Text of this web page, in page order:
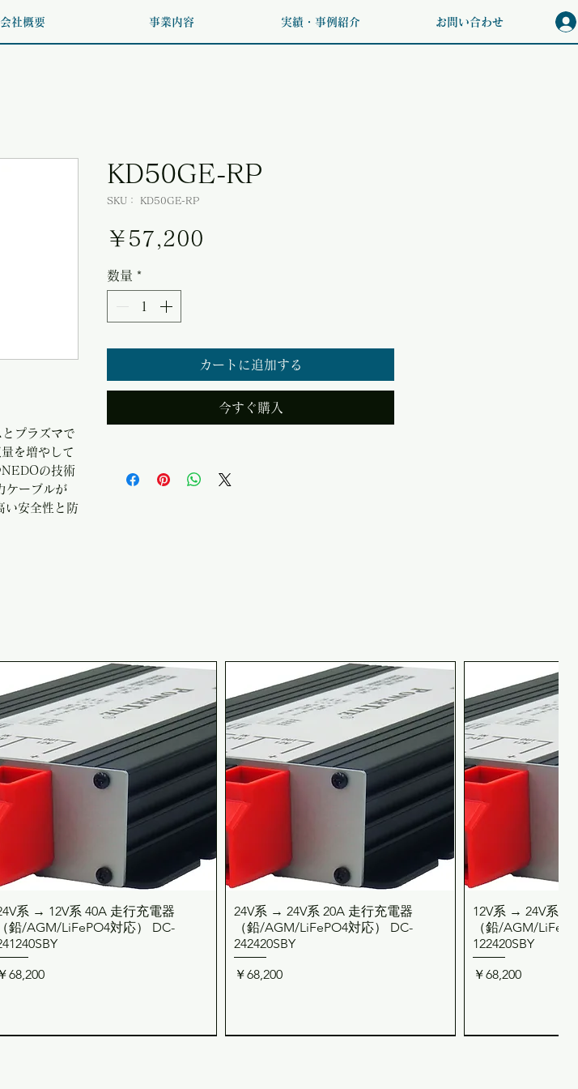
会社概要 事業内容 実績・事例紹介 お問い合わせ
プラズマで
を増やして
の技術
ケーブルが
い安全性と防
KD50GE-RP
SKU： KD50GE-RP
￥57,200
数量 *
カートに追加する
今すぐ購入
クイックビュー
系 → 12V系 40A 走行充電器
（鉛/AGM/LiFePO4対応） DC-
価格
￥68,200
クイックビュー
24V系 → 24V系 20A 走行充電器
（鉛/AGM/LiFePO4対応） DC-
242420SBY
価格
￥68,200
クイッ
12V系 → 24V系
（鉛/AGM/
122420SBY
価格
￥68,200